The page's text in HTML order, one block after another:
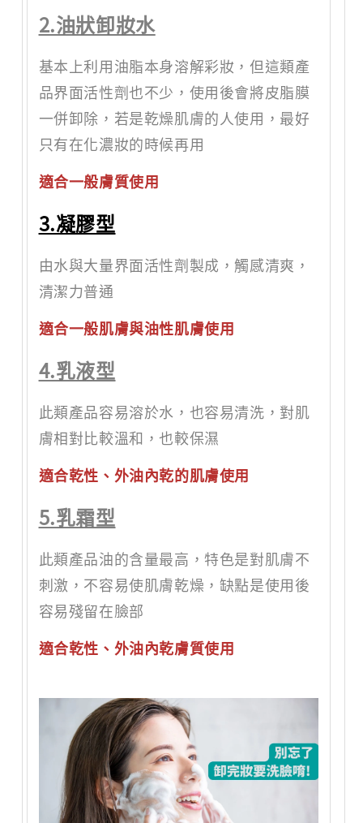
2.油狀卸妝水
基本上利用油脂本身溶解彩妝，但這類產
品界面活性劑也不少，使用後會將皮脂膜
一併卸除，若是乾燥肌膚的人使用，最好
只有在化濃妝的時候再用
適合一般膚質使用
3.凝膠型
由水與大量界面活性劑製成，觸感清爽，
清潔力普通
適合一般肌膚與油性肌膚使用
4.乳液型
此類產品容易溶於水，也容易清洗，對肌
膚相對比較溫和，也較保濕
適合乾性、外油內乾的肌膚使用
5.乳霜型
此類產品油的含量最高，特色是對肌膚不
刺激，不容易使肌膚乾燥，缺點是使用後
容易殘留在臉部
適合乾性、外油內乾膚質使用